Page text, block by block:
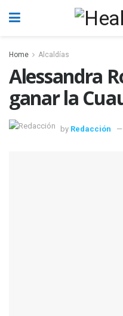
Home Alcaldías
Alessandra
ganar la
by Redacción